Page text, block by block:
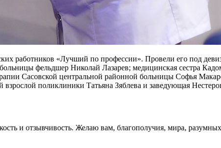
работников «Лучший по профессии». Провели его под
фельдшер Николай Лазарев; медицинская сестра
Сасовской центральной районной больницы Софья
взрослой поликлиники Татьяна Зяблева и заведующая
и отзывчивость. Желаю вам, благополучия, мира,